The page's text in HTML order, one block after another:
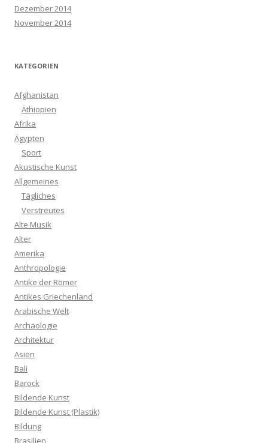
Dezember 2014
November 2014
KATEGORIEN
Afghanistan
Äthiopien
Afrika
Ägypten
Sport
Akustische Kunst
Allgemeines
Tägliches
Verstreutes
Alte Musik
Alter
Amerika
Anthropologie
Antike der Römer
Antikes Griechenland
Arabische Welt
Archäologie
Architektur
Asien
Bali
Barock
Bildende Kunst
Bildende Kunst (Plastik)
Bildung
Brasilien